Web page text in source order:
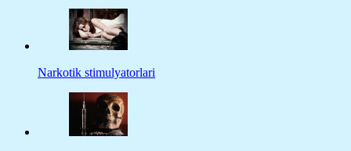
Narkotik stimulyatorlari